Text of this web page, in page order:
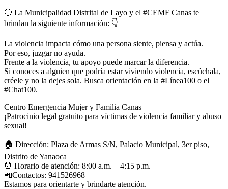
🔵 La Municipalidad Distrital de Layo y el #CEMF Canas te
brindan la siguiente información: 👇
La violencia impacta cómo una persona siente, piensa y actúa.
Por eso, juzgar no ayuda.
Frente a la violencia, tu apoyo puede marcar la diferencia.
Si conoces a alguien que podría estar viviendo violencia, escúchala,
créele y no la dejes sola. Busca orientación en la #Línea100 o el
#Chat100.
Centro Emergencia Mujer y Familia Canas
¡Patrocinio legal gratuito para víctimas de violencia familiar y abuso
sexual!
🏠 Dirección: Plaza de Armas S/N, Palacio Municipal, 3er piso,
Distrito de Yanaoca
⏰️ Horario de atención: 8:00 a.m. – 4:15 p.m.
📲Contactos: 941526968
Estamos para orientarte y brindarte atención.